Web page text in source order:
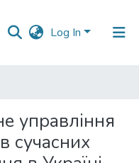
Log In
управління
сучасних